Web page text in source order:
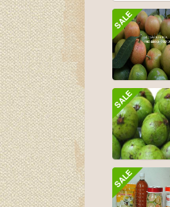
SALE
SALE
SALE